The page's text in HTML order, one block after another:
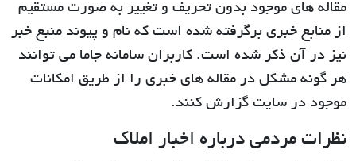
مقاله های موجود بدون تحریف و تغییر به صورت مستقیم
از منابع خبری برگرفته شده است که نام و پیوند منبع خبر
نیز در آن ذکر شده است. کاربران سامانه جاما می توانند
هر گونه مشکل در مقاله های خبری را از طریق امکانات
موجود در سایت گزارش کنند.
نظرات مردمی درباره اخبار املاک